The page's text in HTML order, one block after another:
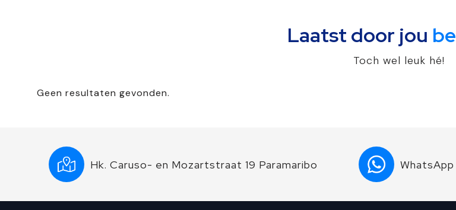
Laatst door jou
Toch wel leuk hé!
Geen resultaten gevonden.
Hk. Caruso- en Mozartstraat 19 Paramaribo